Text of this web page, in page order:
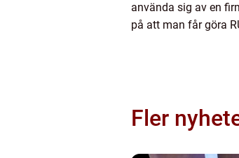
använda sig av en
på att man får göra
Fler